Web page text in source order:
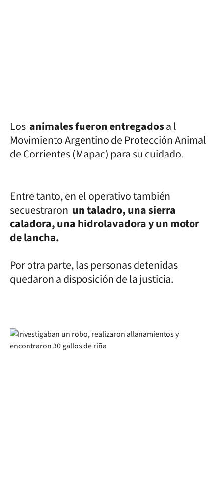
Los animales fueron entregadosa l
Movimiento Argentino de Protección Animal
de Corrientes (Mapac) para su cuidado.
Entre tanto, en el operativo también
secuestraron un taladro, una sierra
caladora, una hidrolavadora y un motor
de lancha.
Por otra parte, las personas detenidas
quedaron a disposición de la justicia.